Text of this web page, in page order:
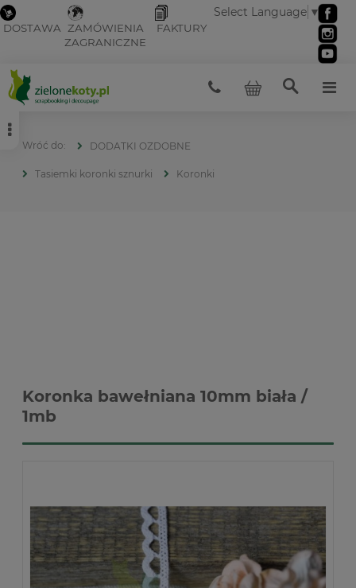
DOSTAWA ZAMÓWIENIA
ZAGRANICZNE
FAKTURY
Select Language ▼
DODATKI OZDOBNE
Tasiemki koronki sznurki Koronki
Koronka bawełniana 10mm biała /
1mb